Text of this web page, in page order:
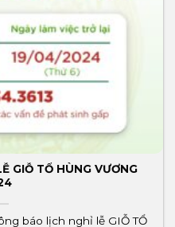
GIỖ TỔ HÙNG VƯƠNG
báo lịch nghỉ lễ GIỖ TỔ